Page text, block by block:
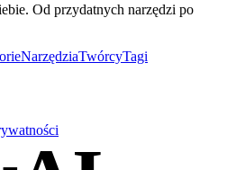
Od przydatnych narzędzi po
NarzędziaTwórcyTagi